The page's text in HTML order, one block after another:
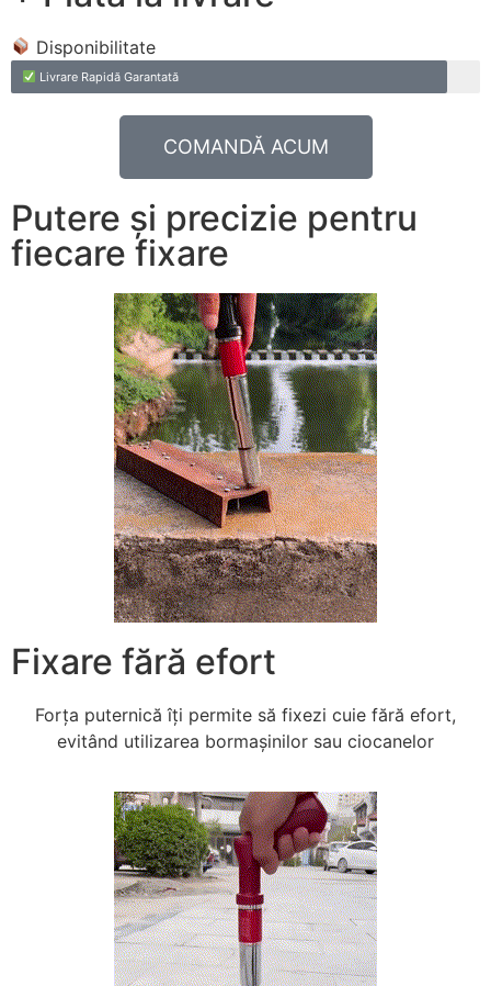
Disponibilitate
Livrare Rapidă Garantată
COMANDĂ ACUM
Putere și precizie pentru
fiecare fixare
Fixare fără efort
Forța puternică îți permite să fixezi cuie fără efort,
evitând utilizarea bormașinilor sau ciocanelor